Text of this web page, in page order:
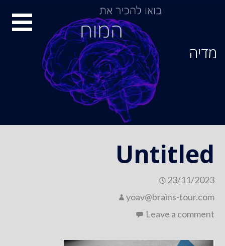
מדיה
Untitled
23/11/2023
yoav@brains-tour.com
Leave a comment